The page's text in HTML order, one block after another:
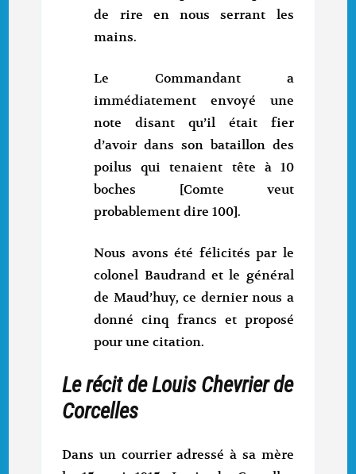
de rire en nous serrant les
mains.
Le Commandant a
immédiatement envoyé une
note disant qu’il était fier
d’avoir dans son bataillon des
poilus qui tenaient tête à 10
boches [Comte veut
probablement dire 100].
Nous avons été félicités par le
colonel Baudrand et le général
de Maud’huy, ce dernier nous a
donné cinq francs et proposé
pour une citation.
Le récit de Louis Chevrier de
Corcelles
Dans un courrier adressé à sa mère